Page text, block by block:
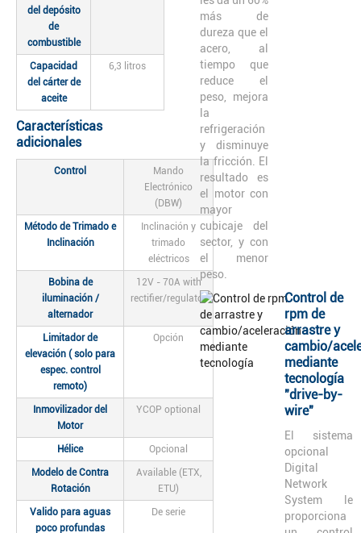
del depósito
de
combustible
Capacidad
del cárter de
aceite
6,3 litros
Características
adicionales
Control
Mando
Electrónico
(DBW)
Método de Trimado e
Inclinación
Inclinación y
trimado
eléctricos
Bobina de
iluminación /
alternador
12V - 70A with
rectifier/regulator
Limitador de
elevación ( solo para
espec. control
remoto)
Opción
Inmovilizador del
Motor
YCOP optional
Hélice Opcional
Modelo de Contra
Rotación
Available (ETX,
ETU)
Valido para aguas
poco profundas
De serie
más de
dureza que el
acero, al
tiempo que
reduce el
peso, mejora
la
refrigeración
y disminuye
la fricción. El
resultado es
el motor con
mayor
cubicaje del
sector, y con
el menor
peso.
Control de
rpm de
arrastre y
cambio/
mediante
tecnología
"drive-by-
wire"
El sistema
opcional
Digital
Network
System le
proporciona